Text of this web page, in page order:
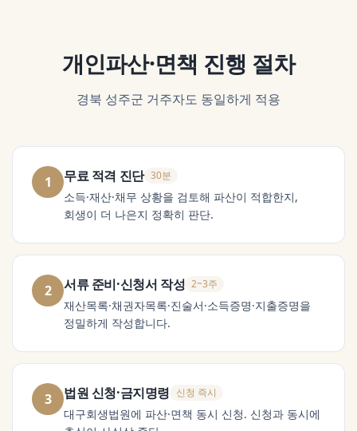
개인파산·면책 진행 절차
경북 성주군 거주자도 동일하게 적용
1 무료 적격 진단 30분
소득·재산·채무 상황을 검토해 파산이 적합한지,
회생이 더 나은지 정확히 판단.
2 서류 준비·신청서 작성 2~3주
재산목록·채권자목록·진술서·소득증명·지출증명을
정밀하게 작성합니다.
3 법원 신청·금지명령 신청 즉시
대구회생법원에 파산·면책 동시 신청. 신청과 동시에